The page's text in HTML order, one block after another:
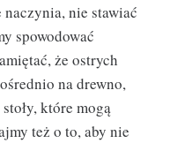
nie stawiać
spowodować
że ostrych
na drewno,
które mogą
też o to, aby nie